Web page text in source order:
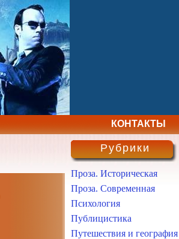
КОНТАКТЫ
Рубрики
Проза. Историческая
Проза. Современная
Психология
Публицистика
Путешествия и география